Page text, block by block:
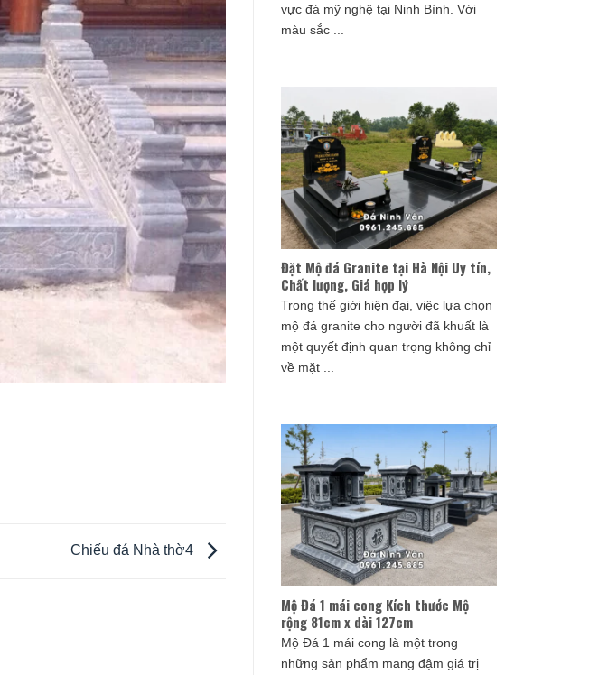
Chiếu đá Nhà thờ4
vực đá mỹ nghệ tại Ninh Bình. Với
màu sắc ...
Đặt Mộ đá Granite tại Hà Nội Uy tín,
Chất lượng, Giá hợp lý
Trong thế giới hiện đại, việc lựa chọn
mộ đá granite cho người đã khuất là
một quyết định quan trọng không chỉ
về mặt ...
Mộ Đá 1 mái cong Kích thước Mộ
rộng 81cm x dài 127cm
Mộ Đá 1 mái cong là một trong
những sản phẩm mang đậm giá trị